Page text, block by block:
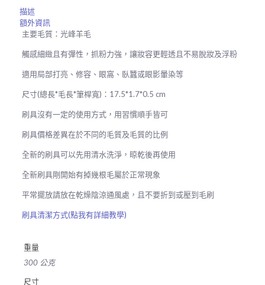
桿
修
飾
刷
F20
量
描述
額外資訊
主要毛質：光峰羊毛
觸感細緻且有彈性，抓粉力強，讓妝容更輕透且不易脫妝及浮粉
適用局部打亮、修容、眼窩、臥蠶或眼影暈染等
尺寸(總長*毛長*筆桿寬)：17.5*1.7*0.5 cm
刷具沒有一定的使用方式，用習慣順手皆可
刷具價格差異在於不同的毛質及毛質的比例
全新的刷具可以先用清水洗淨，晾乾後再使用
全新刷具剛開始有掉幾根毛屬於正常現象
平常擺放請放在乾燥陰涼通風處，且不要折到或壓到毛刷
刷具清潔方式(點我有詳細教學)
重量
300 公克
尺寸